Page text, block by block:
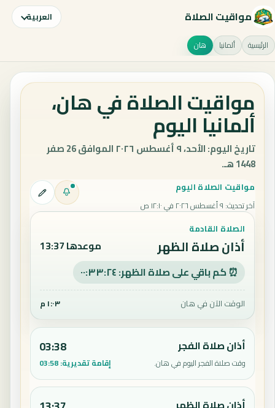
مواقيت الصلاة العربية
الرئيسية ألمانيا هان
مواقيت الصلاة في هان،
ألمانيا اليوم
تاريخ اليوم: الأحد، ٩ أغسطس ٢٠٢٦ الموافق 26 صفر
1448 هـ.
مواقيت الصلاة اليوم
آخر تحديث: ٩ أغسطس ٢٠٢٦ في ١٢:١٠ ص
الصلاة القادمة
أذان صلاة الظهر موعدها 13:37
⏰ كم باقي على صلاة الظهر: ٠٠:٣٣:٢٣
الوقت الآن في هان ١:٠٣ م
أذان صلاة الفجر
وقت صلاة الفجر اليوم في هان.
03:38
إقامة تقديرية:03:58